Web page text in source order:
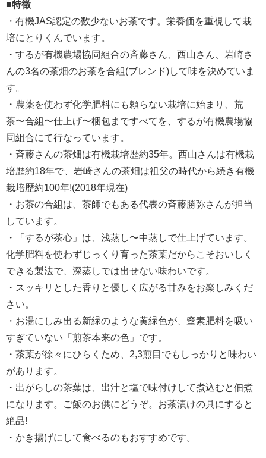
■特徴
・有機JAS認定の数少ないお茶です。栄養価を重視して栽
培にとりくんでいます。
・するが有機農場協同組合の斉藤さん、西山さん、岩崎さ
んの3名の茶畑のお茶を合組(ブレンド)して味を決めていま
す。
・農薬を使わず化学肥料にも頼らない栽培に始まり、荒
茶〜合組〜仕上げ〜梱包まですべてを、するが有機農場協
同組合にて行なっています。
・斉藤さんの茶畑は有機栽培歴約35年。西山さんは有機栽
培歴約18年で、岩崎さんの茶畑は祖父の時代から続き有機
栽培歴約100年!(2018年現在)
・お茶の合組は、茶師でもある代表の斉藤勝弥さんが担当
しています。
・「するが茶心」は、浅蒸し〜中蒸しで仕上げています。
化学肥料を使わずじっくり育った茶葉だからこそおいしく
できる製法で、深蒸しでは出せない味わいです。
・スッキリとした香りと優しく広がる甘みをお楽しみくだ
さい。
・お湯にしみ出る新緑のような黄緑色が、窒素肥料を吸い
すぎていない「煎茶本来の色」です。
・茶葉が徐々にひらくため、2,3煎目でもしっかりと味わい
があります。
・出がらしの茶葉は、出汁と塩で味付けして煮込むと佃煮
になります。ご飯のお供にどうぞ。お茶漬けの具にすると
絶品!
・かき揚げにして食べるのもおすすめです。